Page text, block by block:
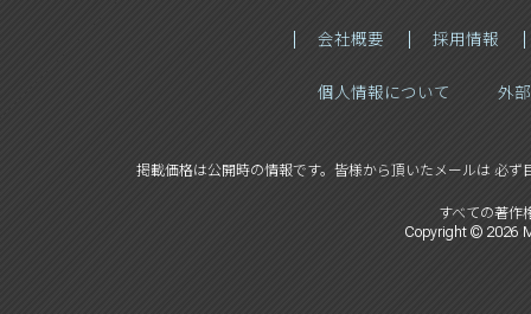
会社概要 採用情報
個人情報について 外
掲載価格は公開時の情報です。皆様から頂いたメールは 必ず
すべての著作
Copyright © 2026